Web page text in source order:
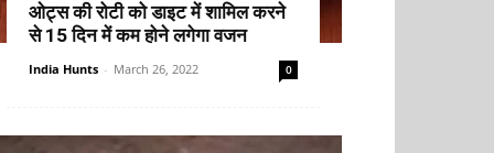
ओट्स की रोटी को डाइट में शामिल करने
से 15 दिन में कम होने लगेगा वजन
India Hunts - March 26, 2022 0